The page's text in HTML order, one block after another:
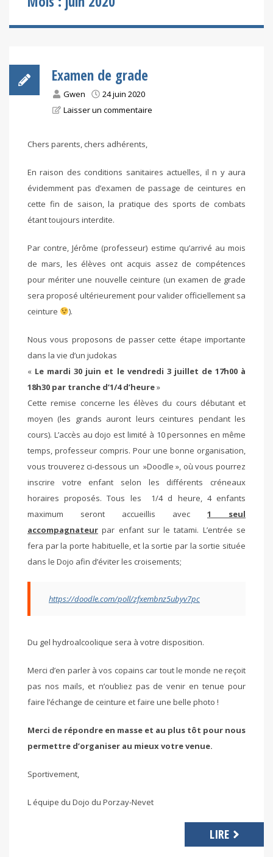
Examen de grade
Gwen
24 juin 2020
Laisser un commentaire
Chers parents, chers adhérents,
En raison des conditions sanitaires actuelles, il n y aura
évidemment pas d’examen de passage de ceintures en
cette fin de saison, la pratique des sports de combats
étant toujours interdite.
Par contre, Jérôme (professeur) estime qu’arrivé au mois
de mars, les élèves ont acquis assez de compétences
pour mériter une nouvelle ceinture (un examen de grade
sera proposé ultérieurement pour valider officiellement sa
ceinture
).
Nous vous proposons de passer cette étape importante
dans la vie d’un judokas
« Le mardi 30 juin et le vendredi 3 juillet de 17h00 à
18h30 par tranche d’1/4 d’heure»
Cette remise concerne les élèves du cours débutant et
moyen (les grands auront leurs ceintures pendant les
cours). L’accès au dojo est limité à 10 personnes en même
temps, professeur compris. Pour une bonne organisation,
vous trouverez ci-dessous un »Doodle », où vous pourrez
inscrire votre enfant selon les différents créneaux
horaires proposés. Tous les 1/4 d heure, 4 enfants
maximum seront accueillis avec 1 seul
accompagnateur par enfant sur le tatami. L’entrée se
fera par la porte habituelle, et la sortie par la sortie située
dans le Dojo afin d’éviter les croisements;
https://doodle.com/poll/zfxembnz5ubyv7pc
Du gel hydroalcoolique sera à votre disposition.
Merci d’en parler à vos copains car tout le monde ne reçoit
pas nos mails, et n’oubliez pas de venir en tenue pour
faire l’échange de ceinture et faire une belle photo !
Merci de répondre en masse et au plus tôt pour nous
permettre d’organiser au mieux votre venue.
Sportivement,
L équipe du Dojo du Porzay-Nevet
LIRE